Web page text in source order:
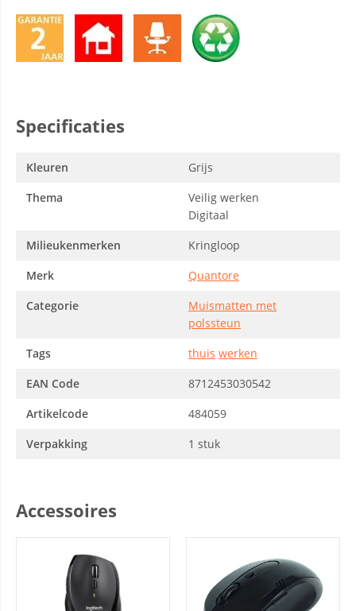
Specificaties
Kleuren
Grijs
Thema
Veilig werken
Digitaal
Milieukenmerken
Kringloop
Merk
Quantore
Categorie
Muismatten met
polssteun
Tags
thuis werken
EAN Code
8712453030542
Artikelcode
484059
Verpakking
1 stuk
Accessoires